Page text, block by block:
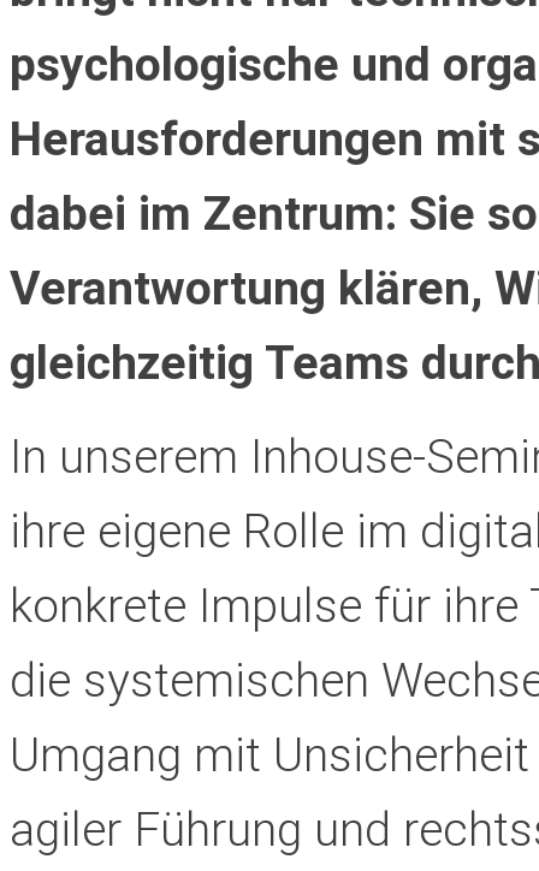
psychologische und
Herausforderungen mit
dabei im Zentrum: Sie
Verantwortung klären,
gleichzeitig Teams
In unserem Inhouse-
ihre eigene Rolle im
konkrete Impulse für
die systemischen
Umgang mit
agiler Führung und